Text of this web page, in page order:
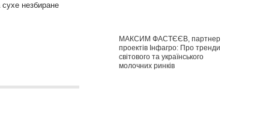
сухе незбиране
МАКСИМ ФАСТЄЄВ, партнер
проектів Інфагро: Про тренди
світового та українського
молочних ринків